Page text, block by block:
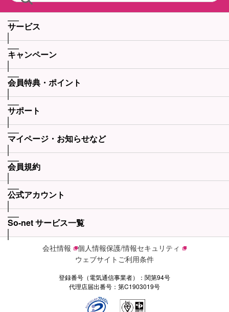
サービス
キャンペーン
会員特典・ポイント
サポート
マイページ・お知らせなど
会員規約
公式アカウント
So-net サービス一覧
会社情報
個人情報保護/情報セキュリティ
ウェブサイトご利用条件
登録番号（電気通信事業者）：関第94号
代理店届出番号：第C1903019号